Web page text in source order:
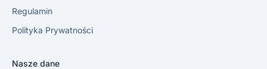
Regulamin
Polityka Prywatności
Nasze dane